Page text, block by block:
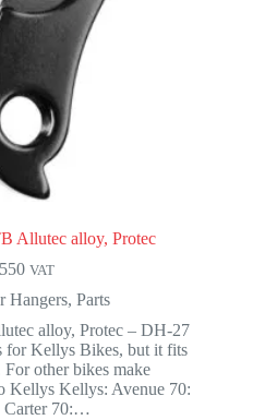
Allutec alloy, Protec
VAT
Hangers, Parts
alloy, Protec – DH-27
for Kellys Bikes, but it fits
other bikes make
Kellys Kellys: Avenue 70:
Carter 70:…